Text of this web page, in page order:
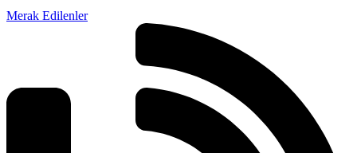
Merak Edilenler